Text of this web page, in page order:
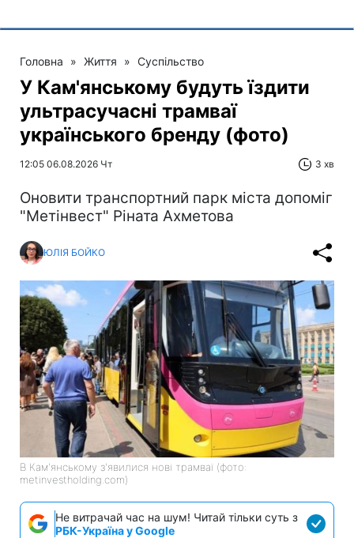
Головна » Життя » Суспільство
У Кам'янському будуть їздити
ультрасучасні трамваї
українського бренду (фото)
12:05 06.08.2026 Чт 3 хв
Оновити транспортний парк міста допоміг
"Метінвест" Ріната Ахметова
ЮЛІЯ БОЙКО
В Кам'янському з'явилися нові трамваї (фото:
metinvestholding.com)
Не витрачай час на шум! Читай тільки суть з
РБК-Україна у Google